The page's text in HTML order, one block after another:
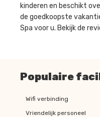
kinderen en beschikt
de goedkoopste
Spa voor u. Bekijk de
Populaire
Wifi verbinding
Vriendelijk personeel